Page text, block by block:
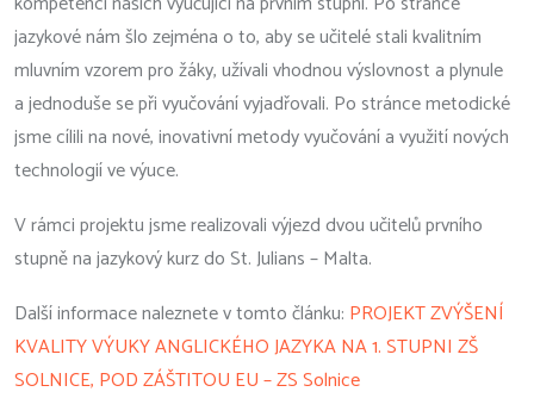
jazykové nám šlo zejména o to, aby se učitelé stali kvalitním
mluvním vzorem pro žáky, užívali vhodnou výslovnost a plynule
a jednoduše se při vyučování vyjadřovali. Po stránce metodické
jsme cílili na nové, inovativní metody vyučování a využití nových
technologií ve výuce.
V rámci projektu jsme realizovali výjezd dvou učitelů prvního
stupně na jazykový kurz do St. Julians – Malta.
Další informace naleznete v tomto článku: PROJEKT ZVÝŠENÍ
KVALITY VÝUKY ANGLICKÉHO JAZYKA NA 1. STUPNI ZŠ
SOLNICE, POD ZÁŠTITOU EU – ZS Solnice